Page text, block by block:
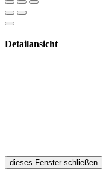
Detailansicht
dieses Fenster schließen